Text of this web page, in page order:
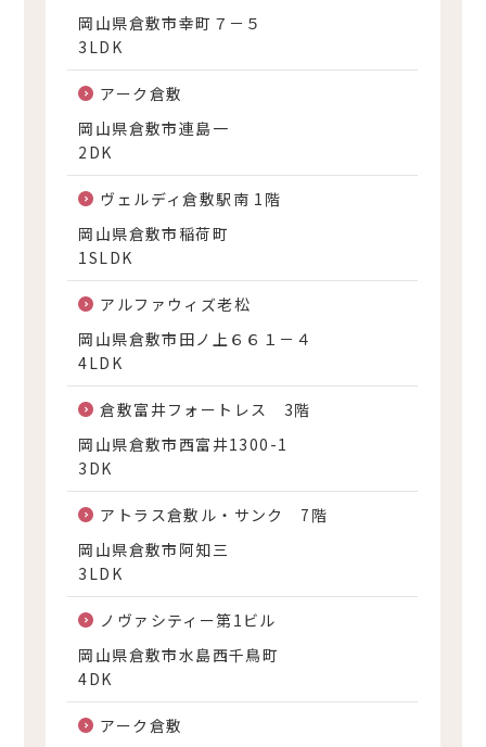
岡山県倉敷市幸町７－５
3LDK
アーク倉敷
岡山県倉敷市連島一
2DK
ヴェルディ倉敷駅南 1階
岡山県倉敷市稲荷町
1SLDK
アルファウィズ老松
岡山県倉敷市田ノ上６６１－４
4LDK
倉敷富井フォートレス 3階
岡山県倉敷市西富井1300-1
3DK
アトラス倉敷ル・サンク 7階
岡山県倉敷市阿知三
3LDK
ノヴァシティー第1ビル
岡山県倉敷市水島西千鳥町
4DK
アーク倉敷